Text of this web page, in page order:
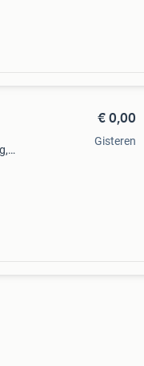
€ 0,00
Gisteren